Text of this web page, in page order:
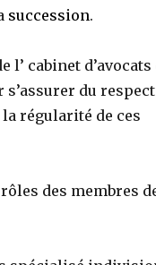
succession.
l’ cabinet
du respect
régularité de ces
des membres